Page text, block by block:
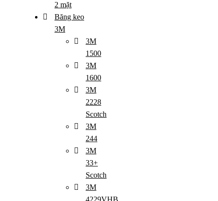
2 mặt
Băng keo
3M
3M
1500
3M
1600
3M
2228
Scotch
3M
244
3M
33+
Scotch
3M